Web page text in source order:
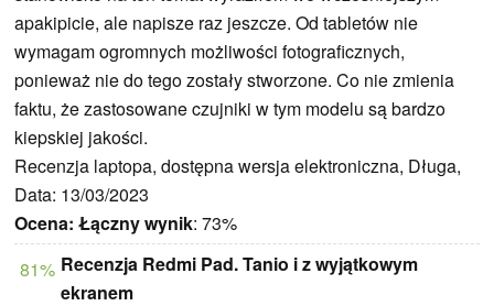
apakipicie, ale napisze raz jeszcze. Od tabletów nie
wymagam ogromnych możliwości fotograficznych,
ponieważ nie do tego zostały stworzone. Co nie zmienia
faktu, że zastosowane czujniki w tym modelu są bardzo
kiepskiej jakości.
Recenzja laptopa, dostępna wersja elektroniczna, Długa,
Data: 13/03/2023
Ocena: Łączny wynik: 73%
81% Recenzja Redmi Pad. Tanio i z wyjątkowym
ekranem